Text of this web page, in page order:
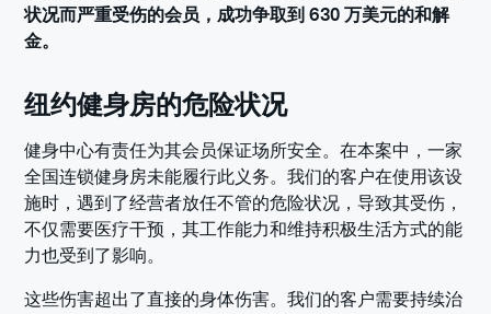
状况而严重受伤的会员，成功争取到 630 万美元的和解
金。
纽约健身房的危险状况
健身中心有责任为其会员保证场所安全。在本案中，一家
全国连锁健身房未能履行此义务。我们的客户在使用该设
施时，遇到了经营者放任不管的危险状况，导致其受伤，
不仅需要医疗干预，其工作能力和维持积极生活方式的能
力也受到了影响。
这些伤害超出了直接的身体伤害。我们的客户需要持续治